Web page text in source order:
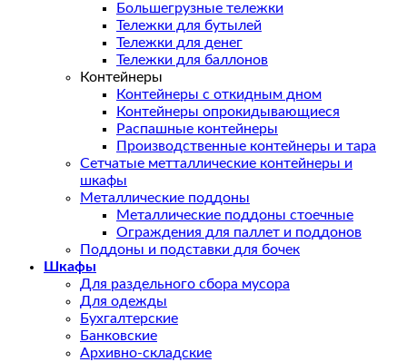
Большегрузные тележки
Тележки для бутылей
Тележки для денег
Тележки для баллонов
Контейнеры
Контейнеры с откидным дном
Контейнеры опрокидывающиеся
Распашные контейнеры
Производственные контейнеры и тара
Сетчатые метталлические контейнеры и
шкафы
Металлические поддоны
Металлические поддоны стоечные
Ограждения для паллет и поддонов
Поддоны и подставки для бочек
Шкафы
Для раздельного сбора мусора
Для одежды
Бухгалтерские
Банковские
Архивно-складские